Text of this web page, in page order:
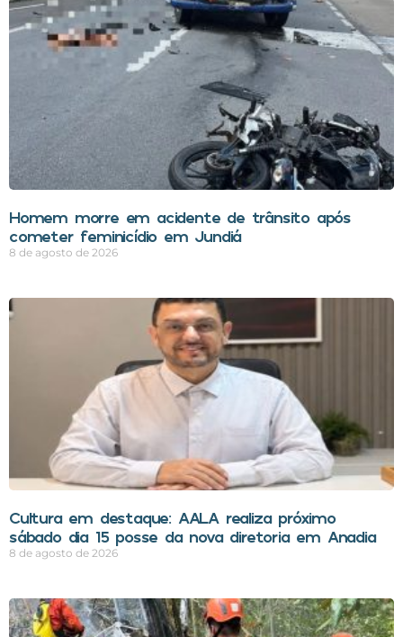
Homem morre em acidente de trânsito após
cometer feminicídio em Jundiá
8 de agosto de 2026
Cultura em destaque: AALA realiza próximo
sábado dia 15 posse da nova diretoria em Anadia
8 de agosto de 2026